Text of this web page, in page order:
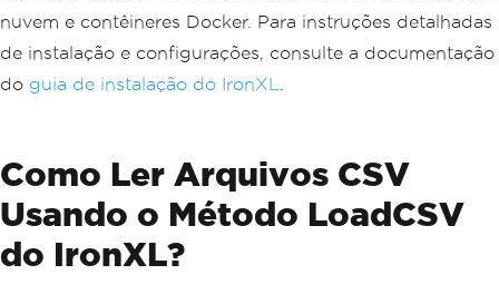
nuvem e contêineres Docker. Para instruções detalhadas
de instalação e configurações, consulte a documentação
do guia de instalação do IronXL
Como Ler Arquivos CSV
Usando o Método LoadCSV
do IronXL?